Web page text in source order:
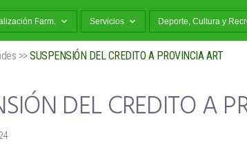
Farm. Servicios Deporte, Cultura y
>>SUSPENSIÓN DEL CREDITO A PROVINCIA ART
DEL CREDITO A